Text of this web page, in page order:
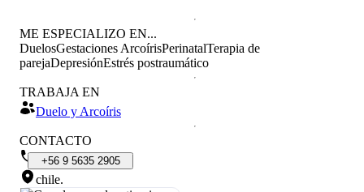
ME ESPECIALIZO EN...
DuelosGestaciones ArcoírisPerinatalTerapia de
parejaDepresiónEstrés postraumático
TRABAJA EN
Duelo y Arcoíris
CONTACTO
+56 9 5635 2905
chile.